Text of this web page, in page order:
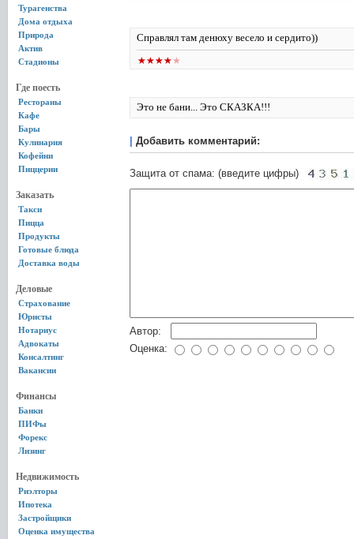
Турагенства
Дома отдыха
Природа
Актив
Стадионы
Где поесть
Рестораны
Кафе
Бары
Кулинария
Кофейни
Пиццерии
Заказать
Такси
Пицца
Продукты
Готовые блюда
Доставка воды
Деловые
Страхование
Юристы
Нотариус
Адвокаты
Консалтинг
Вакансии
Финансы
Банки
ПИФы
Форекс
Лизинг
Недвижимость
Риэлторы
Ипотека
Застройщики
Оценка имущества
Справлял там денюху весело и сердито))
Это не бани... Это СКАЗКА!!!
Добавить комментарий:
Защита от спама: (введите цифры)
Автор:
Оценка: